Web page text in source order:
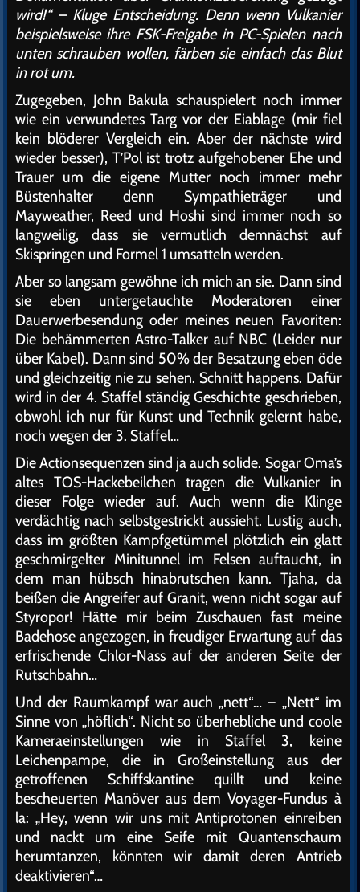
wird!“ – Kluge Entscheidung. Denn wenn Vulkanier
beispielsweise ihre FSK-Freigabe in PC-Spielen nach
unten schrauben wollen, färben sie einfach das Blut
in rot um.
Zugegeben, John Bakula schauspielert noch immer
wie ein verwundetes Targ vor der Eiablage (mir fiel
kein blöderer Vergleich ein. Aber der nächste wird
wieder besser), T’Pol ist trotz aufgehobener Ehe und
Trauer um die eigene Mutter noch immer mehr
Büstenhalter denn Sympathieträger und
Mayweather, Reed und Hoshi sind immer noch so
langweilig, dass sie vermutlich demnächst auf
Skispringen und Formel 1 umsatteln werden.
Aber so langsam gewöhne ich mich an sie. Dann sind
sie eben untergetauchte Moderatoren einer
Dauerwerbesendung oder meines neuen Favoriten:
Die behämmerten Astro-Talker auf NBC (Leider nur
über Kabel). Dann sind 50% der Besatzung eben öde
und gleichzeitig nie zu sehen. Schnitt happens. Dafür
wird in der 4. Staffel ständig Geschichte geschrieben,
obwohl ich nur für Kunst und Technik gelernt habe,
noch wegen der 3. Staffel…
Die Actionsequenzen sind ja auch solide. Sogar Oma’s
altes TOS-Hackebeilchen tragen die Vulkanier in
dieser Folge wieder auf. Auch wenn die Klinge
verdächtig nach selbstgestrickt aussieht. Lustig auch,
dass im größten Kampfgetümmel plötzlich ein glatt
geschmirgelter Minitunnel im Felsen auftaucht, in
dem man hübsch hinabrutschen kann. Tjaha, da
beißen die Angreifer auf Granit, wenn nicht sogar auf
Styropor! Hätte mir beim Zuschauen fast meine
Badehose angezogen, in freudiger Erwartung auf das
erfrischende Chlor-Nass auf der anderen Seite der
Rutschbahn…
Und der Raumkampf war auch „nett“… – „Nett“ im
Sinne von „höflich“. Nicht so überhebliche und coole
Kameraeinstellungen wie in Staffel 3, keine
Leichenpampe, die in Großeinstellung aus der
getroffenen Schiffskantine quillt und keine
bescheuerten Manöver aus dem Voyager-Fundus à
la: „Hey, wenn wir uns mit Antiprotonen einreiben
und nackt um eine Seife mit Quantenschaum
herumtanzen, könnten wir damit deren Antrieb
deaktivieren“…